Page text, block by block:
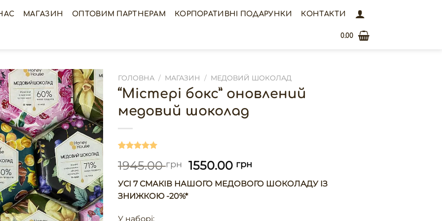
МАГАЗИН ОПТОВИМ ПАРТНЕРАМ КОРПОРАТИВНІ ПОДАРУНКИ КОНТАКТИ
0.00
ГОЛОВНА / МАГАЗИН / МЕДОВИЙ ШОКОЛАД
“Містері бокс” оновлений
медовий шоколад
5.00з 5
опитування
покупця
1945.00грн 1550.00 грн
УСІ 7 СМАКІВ НАШОГО МЕДОВОГО ШОКОЛАДУ ІЗ
ЗНИЖКОЮ -20%*
У наборі: